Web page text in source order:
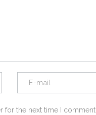
for the next time I comment.